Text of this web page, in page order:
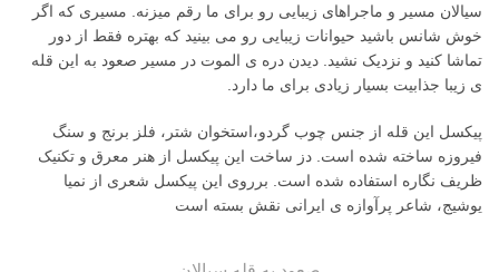
سیالان مسیر و ماجراهای زیبایی رو برای ما رقم میزنه. مسیری که اگر
خوش شانس باشید حیوانات زیبایی رو می بینید که بهتره فقط از دور
تماشا کنید و نزدیک نشید. دیدن دره ی الموت در مسیر صعود به این قله
ی زیبا جذابیت بسیار زیادی برای ما دارد.
پیکسل این قله از جنس چوب گردو،استخوان شتر، فلز برنج و سنگ
فیروزه ساخته شده است. دز ساخت این پیکسل از هنر معرق و تکنیک
ظریف نگاره استفاده شده است. برروی این پیکسل شعری از نمیا
یوشیج، شاعر پرآوازه ی ایرانی نقش بسته است